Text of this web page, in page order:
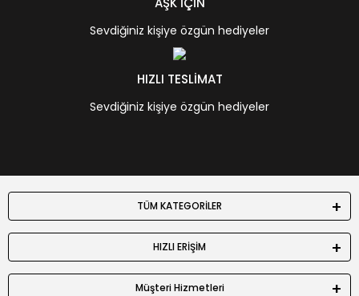
Sevdiğiniz kişiye özgün hediyeler
HIZLI TESLİMAT
Sevdiğiniz kişiye özgün hediyeler
TÜM KATEGORİLER
HIZLI ERİŞİM
Müşteri Hizmetleri